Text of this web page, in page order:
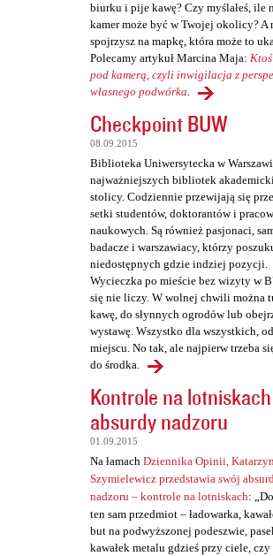
biurku i pije kawę? Czy myślałeś, ile
kamer może być w Twojej okolicy? A
spojrzysz na mapkę, która może to
Polecamy artykuł Marcina Maja:
pod kamerą, czyli inwigilacja z
własnego podwórka.
Checkpoint BUW
08.09.2015
Biblioteka Uniwersytecka w
najważniejszych bibliotek
stolicy. Codziennie przewijają się
setki studentów, doktorantów i
naukowych. Są również pasjonaci,
badacze i warszawiacy, którzy
niedostępnych gdzie indziej pozycji.
Wycieczka po mieście bez wizyty w
się nie liczy. W wolnej chwili można
kawę, do słynnych ogrodów lub
wystawę. Wszystko dla wszystkich,
miejscu. No tak, ale najpierw trzeba
do środka.
Kontrole na
absurdy nadzoru
01.09.2015
Na łamach Dziennika Opinii,
Szymielewicz przedstawia swój
nadzoru – kontrole na lotniskach:
ten sam przedmiot – ładowarka,
but na podwyższonej podeszwie,
kawałek metalu gdzieś przy ciele, czy